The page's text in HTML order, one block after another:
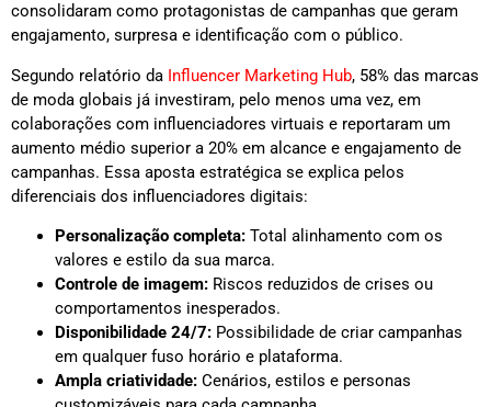
consolidaram como protagonistas de campanhas que geram
engajamento, surpresa e identificação com o público.
Segundo relatório da Influencer Marketing Hub, 58% das marcas
de moda globais já investiram, pelo menos uma vez, em
colaborações com influenciadores virtuais e reportaram um
aumento médio superior a 20% em alcance e engajamento de
campanhas. Essa aposta estratégica se explica pelos
diferenciais dos influenciadores digitais:
Personalização completa: Total alinhamento com os
valores e estilo da sua marca.
Controle de imagem: Riscos reduzidos de crises ou
comportamentos inesperados.
Disponibilidade 24/7: Possibilidade de criar campanhas
em qualquer fuso horário e plataforma.
Ampla criatividade: Cenários, estilos e personas